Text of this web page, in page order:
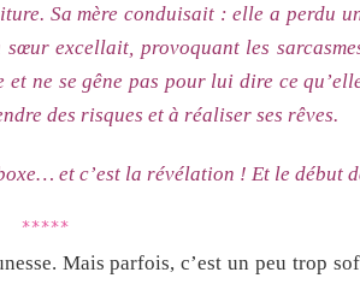
Sa mère conduisait : elle a perdu
excellait, provoquant les
ne se gêne pas pour lui dire ce
des risques et à réaliser ses rêves.
et c’est la révélation ! Et le début
*****
Mais parfois, c’est un peu trop